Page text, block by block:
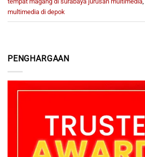
PENGHARGAAN
multimedia di depok